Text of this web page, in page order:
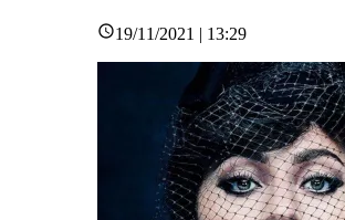
19/11/2021 | 13:29